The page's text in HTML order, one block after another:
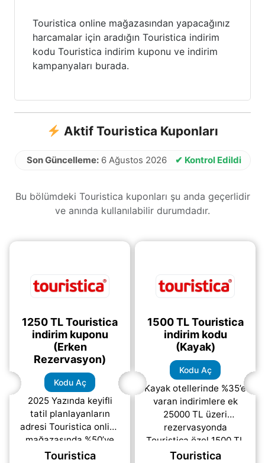
Touristica online mağazasından yapacağınız
harcamalar için aradığın Touristica indirim
kodu Touristica indirim kuponu ve indirim
kampanyaları burada.
Aktif Touristica Kuponları
Son Güncelleme:6 Ağustos 2026 ✔ Kontrol Edildi
Bu bölümdeki Touristica kuponları şu anda geçerlidir
ve anında kullanılabilir durumdadır.
1250 TL Touristica
indirim kuponu
(Erken
Rezervasyon)
Kodu Aç
2025 Yazında keyifli
tatil planlayanların
adresi Touristica online
mağazasında %50’ye
varan indirimlere ek
Touristica
1500 TL Touristica
indirim kodu
(Kayak)
Kodu Aç
Kayak otellerinde %35’e
varan indirimlere ek
25000 TL üzeri
rezervasyonda
Touristica özel 1500 TL
indirim kodu fırsatı
Touristica